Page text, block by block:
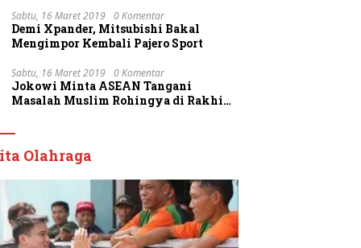
Sabtu, 16 Maret 2019 0 Komentar
Demi Xpander, Mitsubishi Bakal
Mengimpor Kembali Pajero Sport
Sabtu, 16 Maret 2019 0 Komentar
Jokowi Minta ASEAN Tangani
Masalah Muslim Rohingya di Rakhine
Olahraga